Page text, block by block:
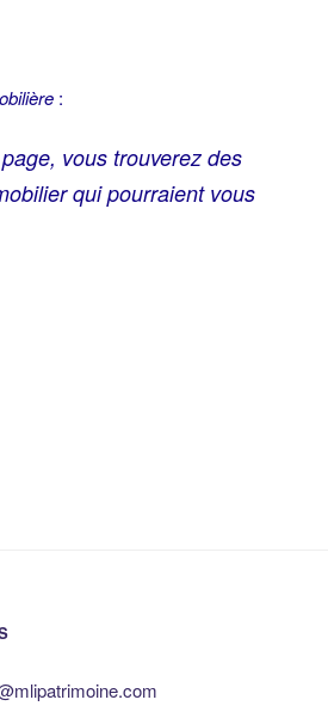
:
vous trouverez des
qui pourraient vous